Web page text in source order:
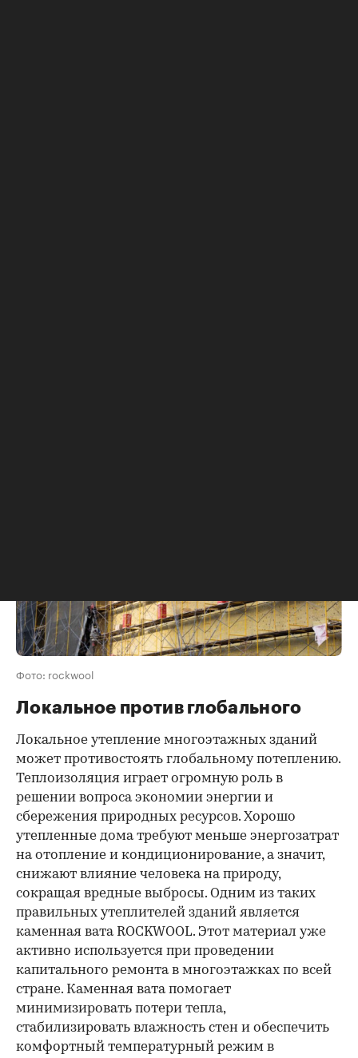
Фото: rockwool
Локальное против глобального
Локальное утепление многоэтажных зданий
может противостоять глобальному потеплению.
Теплоизоляция играет огромную роль в
решении вопроса экономии энергии и
сбережения природных ресурсов. Хорошо
утепленные дома требуют меньше энергозатрат
на отопление и кондиционирование, а значит,
снижают влияние человека на природу,
сокращая вредные выбросы. Одним из таких
правильных утеплителей зданий является
каменная вата ROCKWOOL. Этот материал уже
активно используется при проведении
капитального ремонта в многоэтажках по всей
стране. Каменная вата помогает
минимизировать потери тепла,
стабилизировать влажность стен и обеспечить
комфортный температурный режим в